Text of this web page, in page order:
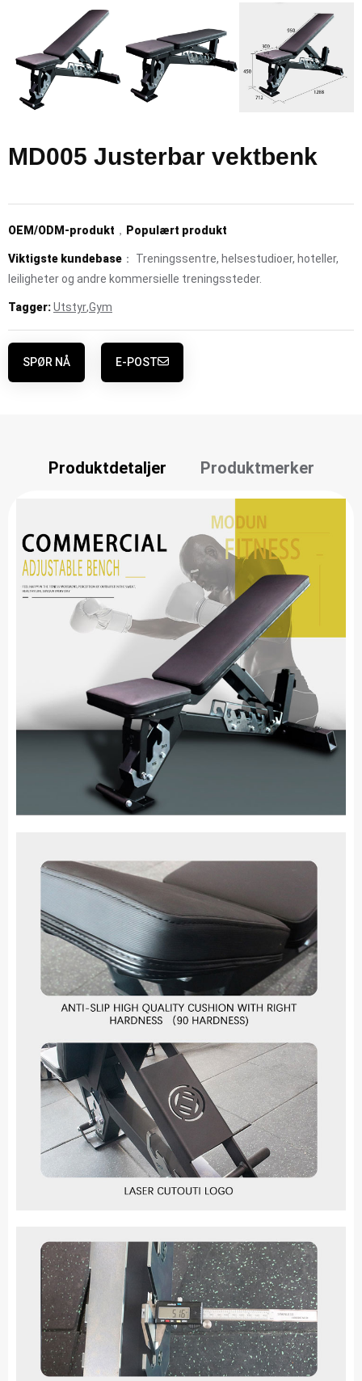
MD005 Justerbar vektbenk
OEM/ODM-produkt ， Populært produkt
Viktigste kundebase ： Treningssentre, helsestudioer, hoteller,
leiligheter og andre kommersielle treningssteder.
Tagger:Utstyr,Gym
SPØR NÅ E-POST
Produktdetaljer Produktmerker